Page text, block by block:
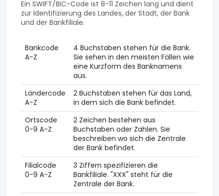
Ein SWIFT/BIC-Code ist 8-11 Zeichen lang und dient
zur Identifizierung des Landes, der Stadt, der Bank
und der Bankfiliale.
Bankcode
A-Z
4 Buchstaben stehen für die Bank.
Sie sehen in den meisten Fällen wie
eine Kurzform des Banknamens
aus.
Ländercode
A-Z
2 Buchstaben stehen für das Land,
in dem sich die Bank befindet.
Ortscode
0-9 A-Z
2 Zeichen bestehen aus
Buchstaben oder Zahlen. Sie
beschreiben wo sich die Zentrale
der Bank befindet.
Filialcode
0-9 A-Z
3 Ziffern spezifizieren die
Bankfiliale. "XXX" steht für die
Zentrale der Bank.